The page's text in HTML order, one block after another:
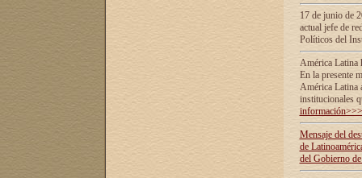
17 de junio de
actual jefe de
Políticos del
América Latina
En la presente
América Latina
institucionales
información>>>
Mensaje del
de
del Gobierno